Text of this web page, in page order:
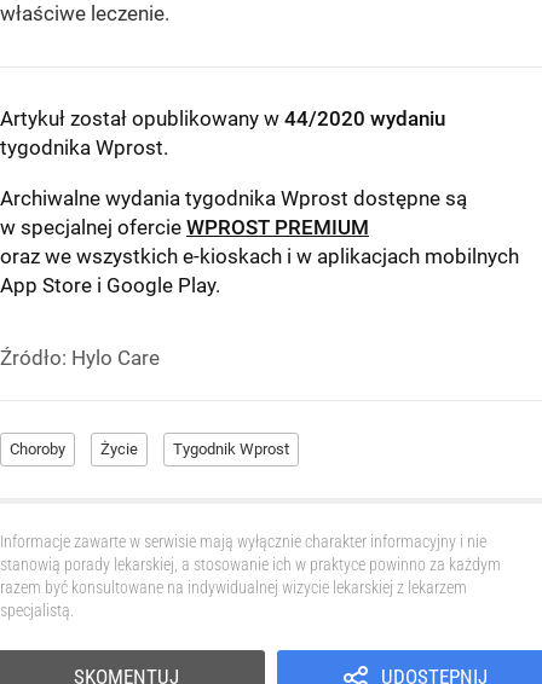
właściwe leczenie.
Artykuł został opublikowany w 44/2020 wydaniu
tygodnika Wprost.
Archiwalne wydania tygodnika Wprost dostępne są
w specjalnej ofercie WPROST PREMIUM
oraz we wszystkich e-kioskach i w aplikacjach mobilnych
App Store i Google Play.
Źródło: Hylo Care
Choroby Życie Tygodnik Wprost
Informacje zawarte w serwisie mają wyłącznie charakter informacyjny i nie
stanowią porady lekarskiej, a stosowanie ich w praktyce powinno za każdym
razem być konsultowane na indywidualnej wizycie lekarskiej z lekarzem
specjalistą.
UDOSTĘPNIJ
SKOMENTUJ